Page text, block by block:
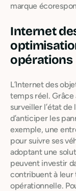
marque
Internet
opérations
L’Internet des
temps réel. Grâce
surveiller l’état
d’anticiper les
exemple, une
pour suivre ses
adoptant une
peuvent investir
contribuent à leur
opérationnelle.